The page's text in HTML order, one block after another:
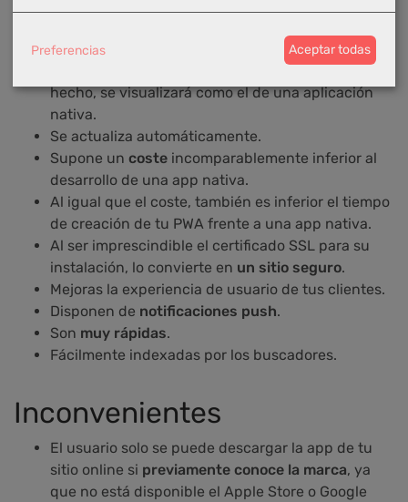
Puedes instalar su acceso directo desde el
hecho, se visualizará como el de una aplicación
nativa.
Se actualiza automáticamente.
Supone un coste incomparablemente inferior al
desarrollo de una app nativa.
Al igual que el coste, también es inferior el tiempo
de creación de tu PWA frente a una app nativa.
Al ser imprescindible el certificado SSL para su
instalación, lo convierte en un sitio seguro.
Mejoras la experiencia de usuario de tus clientes.
Disponen de notificaciones push.
Son muy rápidas.
Fácilmente indexadas por los buscadores.
Inconvenientes
El usuario solo se puede descargar la app de tu
sitio online si previamente conoce la marca, ya
que no está disponible el Apple Store o Google
Preferencias Aceptar todas